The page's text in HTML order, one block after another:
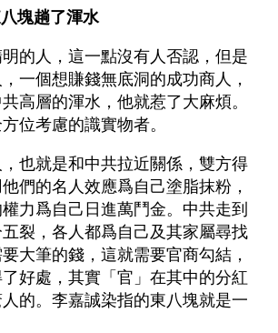
塊趟了渾水
的人，這一點沒有人否認，但是
一個想賺錢無底洞的成功商人，
高層的渾水，他就惹了大麻煩。
位考慮的識實物者。
也就是和中共拉近關係，雙方得
們的名人效應爲自己塗脂抹粉，
力爲自己日進萬鬥金。中共走到
裂，各人都爲自己及其家屬尋找
大筆的錢，這就需要官商勾結，
好處，其實「官」在其中的分紅
的。李嘉誠染指的東八塊就是一